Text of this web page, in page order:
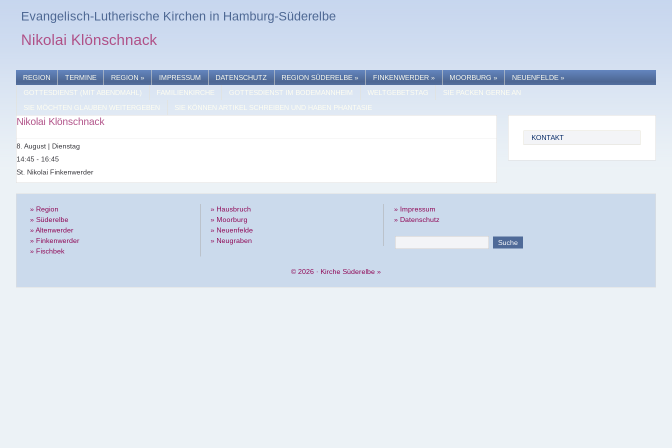
Evangelisch-Lutherische Kirchen in Hamburg-Süderelbe
Nikolai Klönschnack
REGION TERMINE REGION » IMPRESSUM DATENSCHUTZ REGION SÜDERELBE » FINKENWERDER » MOORBURG » NEUENFELDE »
GOTTESDIENST (MIT ABENDMAHL)
FAMILIENKIRCHE GOTTESDIENST IM BODEMANNHEIM WELTGEBETSTAG
SIE PACKEN GERNE AN
SIE MÖCHTEN GLAUBEN WEITERGEBEN
SIE KÖNNEN ARTIKEL SCHREIBEN UND HABEN PHANTASIE
Nikolai Klönschnack
8. August | Dienstag
14:45 - 16:45
St. Nikolai Finkenwerder
KONTAKT
» Region
» Süderelbe
» Altenwerder
» Finkenwerder
» Fischbek
» Hausbruch
» Moorburg
» Neuenfelde
» Neugraben
» Impressum
» Datenschutz
© 2026 · Kirche Süderelbe »